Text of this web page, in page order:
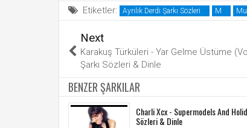
Etiketler: Ayrılık Derdi Şarkı Sözleri M
Next
Karakuş Türküleri - Yar Gelme Üstüme
Şarkı Sözleri & Dinle
BENZER ŞARKILAR
Charli Xcx - Supermodels And
Sözleri & Dinle